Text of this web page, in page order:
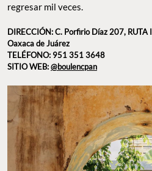
regresar mil veces.
DIRECCIÓN: C. Porfirio Díaz 207,
Oaxaca de Juárez
TELÉFONO: 951 351 3648
SITIO WEB:@boulencpan